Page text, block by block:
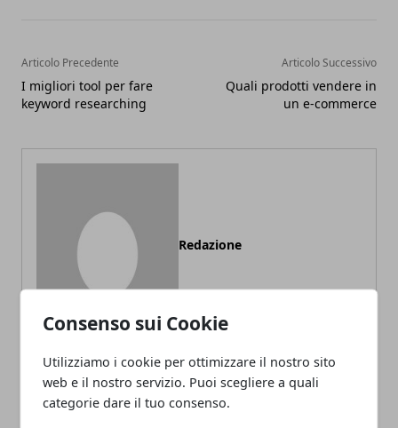
Consenso sui Cookie
Utilizziamo i cookie per ottimizzare il nostro sito
web e il nostro servizio. Puoi scegliere a quali
categorie dare il tuo consenso.
Articolo Precedente
I migliori tool per fare
keyword researching
Articolo Successivo
Quali prodotti vendere in
un e-commerce
Redazione
ARTICOLI CORRELATI